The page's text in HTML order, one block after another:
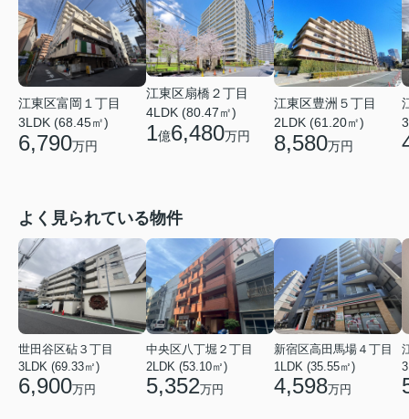
江東区富岡１丁目
3LDK (68.45㎡)
6,790万円
江東区扇橋２丁目
4LDK (80.47㎡)
1億6,480万円
江東区豊洲５丁目
2LDK (61.20㎡)
8,580万円
よく見られている物件
世田谷区砧３丁目
3LDK (69.33㎡)
6,900万円
中央区八丁堀２丁目
2LDK (53.10㎡)
5,352万円
新宿区高田馬場４丁目
1LDK (35.55㎡)
4,598万円